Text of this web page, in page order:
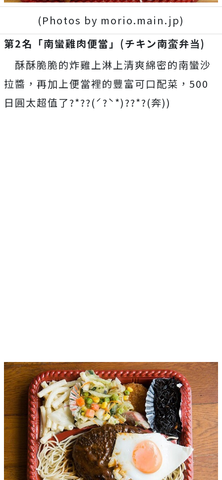
(Photos by morio.main.jp)
第2名「南蠻雞肉便當」(チキン南蛮弁当)
酥酥脆脆的炸雞上淋上清爽綿密的南蠻沙
拉醬，再加上便當裡的豐富可口配菜，500
日圓太超值了?*??(ˊ?ˋ*)??*?(奔))